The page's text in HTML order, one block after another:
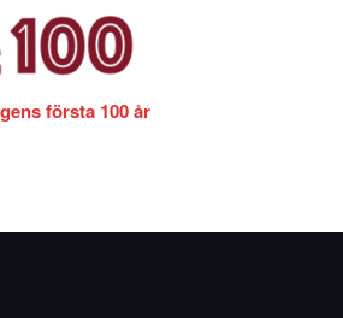
första 100 år